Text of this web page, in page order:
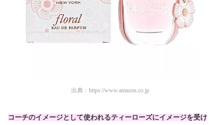
出典： https://www.amazon.co.jp
コーチのイメージとして使われるティーローズにイメージを受け